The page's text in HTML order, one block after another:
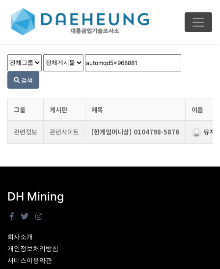
검색
그룹 게시판 제목 이름
관련정보 관련사이트 [한게임머니상] 0104798-5876 유저
DH Mining
회사소개
개인정보처리방침
서비스이용약관